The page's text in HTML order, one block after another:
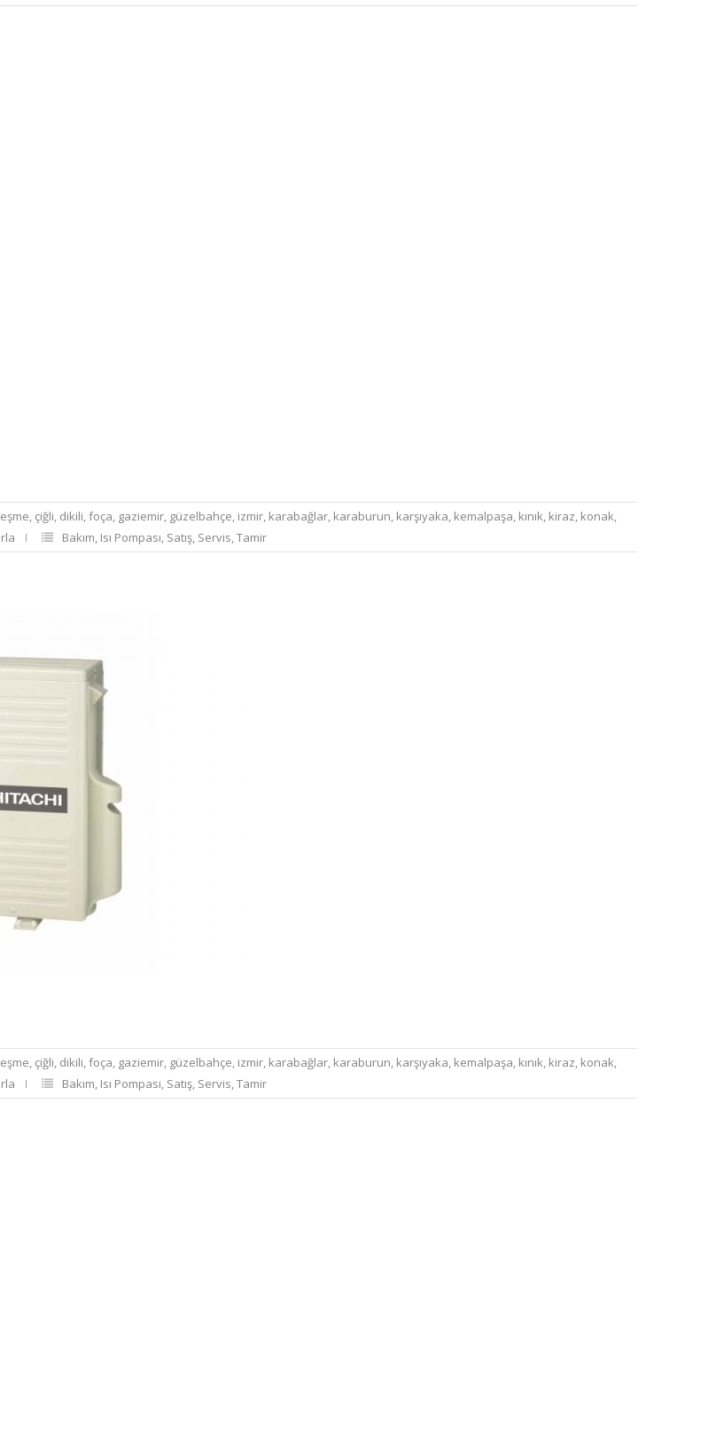
, çiğli, dikili,foça, gaziemir, güzelbahçe, izmir, karabağlar, karaburun, karşıyaka, kemalpaşa, kınık, kiraz, konak,
Bakım, Isı Pompası, Satış, Servis,Tamir
, çiğli, dikili,foça, gaziemir, güzelbahçe, izmir, karabağlar, karaburun, karşıyaka, kemalpaşa, kınık, kiraz, konak,
Bakım, Isı Pompası, Satış, Servis,Tamir